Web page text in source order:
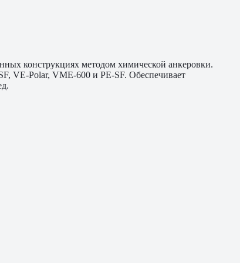
конструкциях методом химической анкеровки.
VE-Polar, VME-600 и PE-SF. Обеспечивает